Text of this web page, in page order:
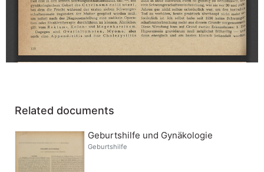
Related documents
Geburtshilfe und Gynäkologie
Geburtshilfe